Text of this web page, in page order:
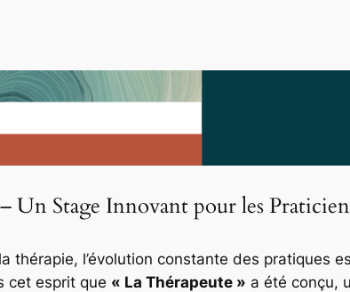
Un Stage Innovant pour les
thérapie, l’évolution constante des
cet esprit que « La Thérapeute » a été conçu,